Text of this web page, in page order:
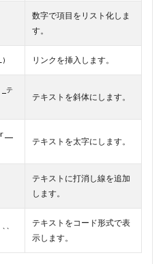
数字で項目をリスト化しま
す。
リンクを挿入します。
テ
テキストを斜体にします。
テキストを太字にします。
テキストに打消し線を追加
します。
``
テキストをコード形式で表
示します。